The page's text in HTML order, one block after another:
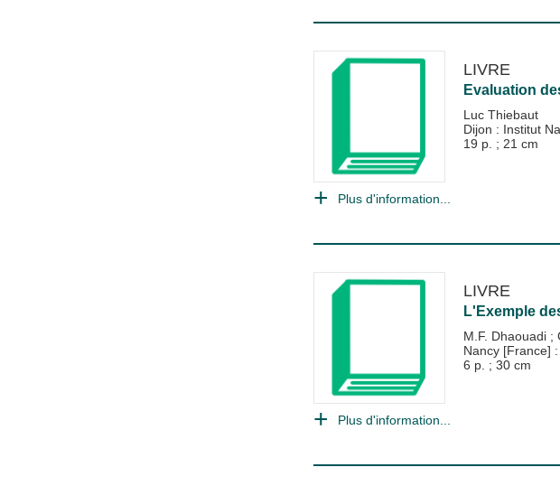
LIVRE
Evaluation
Luc Thiebaut
Dijon : Institut
19 p. ; 21 cm
Plus d'information...
LIVRE
L'Exemple
M.F. Dhaouadi ;
Nancy [France]
6 p. ; 30 cm
Plus d'information...